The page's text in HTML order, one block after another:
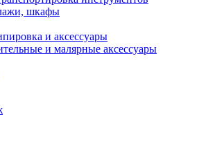
шкафы
и аксессуары
и малярные аксессуары